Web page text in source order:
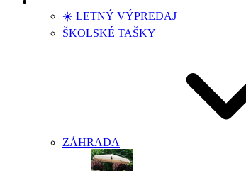
☀️ LETNÝ VÝPREDAJ
ŠKOLSKÉ TAŠKY
ZÁHRADA